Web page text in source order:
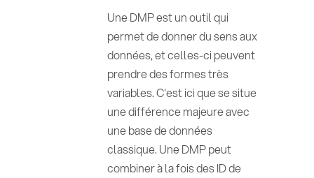
Une DMP est un outil qui
permet de donner du sens aux
données, et celles-ci peuvent
prendre des formes très
variables. C'est ici que se situe
une différence majeure avec
une base de données
classique. Une DMP peut
combiner à la fois des ID de